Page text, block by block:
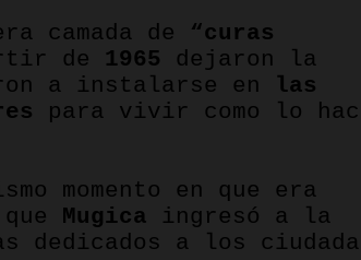
camada de “curas
de 1965 dejaron la
a instalarse en
las
para vivir como lo
momento en que era
Mugica ingresó a la
dedicados a los